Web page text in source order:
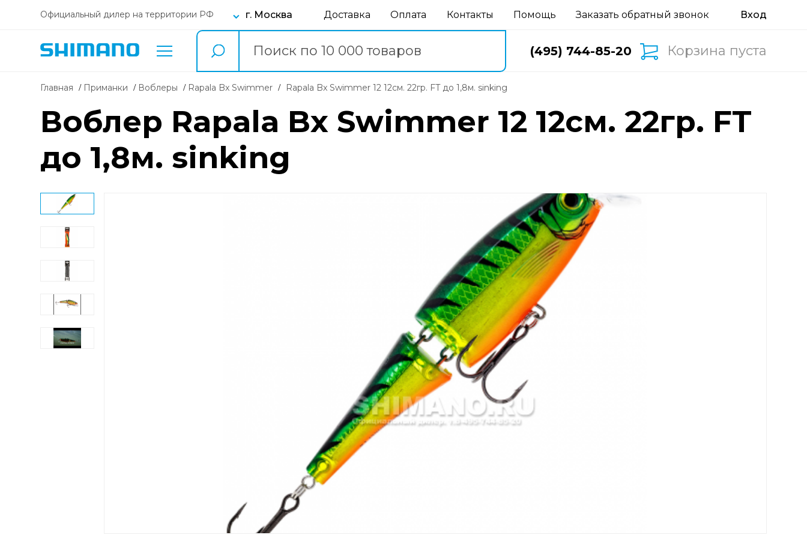
Официальный дилер на территории РФ г. Москва Доставка Оплата Контакты Помощь Заказать обратный звонок
(495) 744-85-20 Корзина пуста
Главная Приманки воблеры Rapala Bx Swimmer Rapala Bx Swimmer 12 12см. 22гр. FT до 1,8м. sinking
Воблер Rapala Bx Swimmer 12 12см. 22гр. FT
до 1,8м. sinking